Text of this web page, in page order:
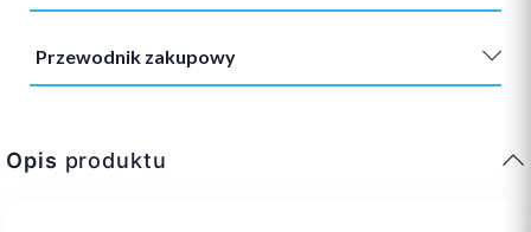
Przewodnik zakupowy
Opis produktu